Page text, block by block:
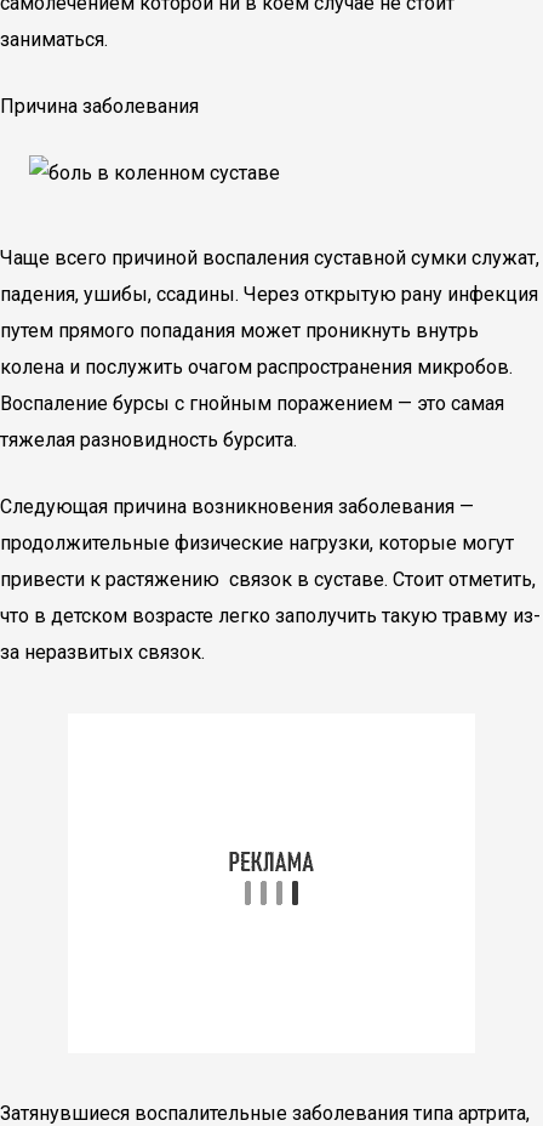
заниматься.
Причина заболевания
Чаще всего причиной воспаления суставной сумки служат,
падения, ушибы, ссадины. Через открытую рану инфекция
путем прямого попадания может проникнуть внутрь
колена и послужить очагом распространения микробов.
Воспаление бурсы с гнойным поражением — это самая
тяжелая разновидность бурсита.
Следующая причина возникновения заболевания —
продолжительные физические нагрузки, которые могут
привести к растяжению связок в суставе. Стоит отметить,
что в детском возрасте легко заполучить такую травму из-
за неразвитых связок.
Затянувшиеся воспалительные заболевания типа артрита,